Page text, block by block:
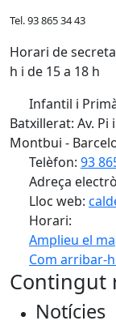
Tel. 93 865 34 43
Horari de
h i de 15 a 18 h
Infantil i
Batxillerat: Av. Pi
Montbui -
Telèfon: 93
Adreça
Lloc web:
Horari:
Amplieu el
Com arribar-
+
Contingut
Notícies